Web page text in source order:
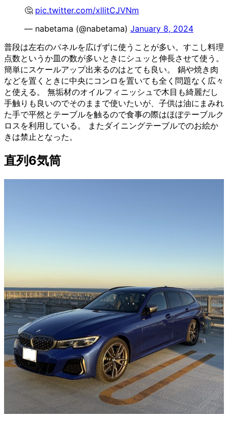
🤔 pic.twitter.com/xllitCJVNm
— nabetama (@nabetama) January 8, 2024
普段は左右のパネルを広げずに使うことが多い。すこし料理
点数というか皿の数が多いときにシュッと伸長させて使う。
簡単にスケールアップ出来るのはとても良い。 鍋や焼き肉
などを置くときに中央にコンロを置いても全く問題なく広々
と使える。 無垢材のオイルフィニッシュで木目も綺麗だし
手触りも良いのでそのままで使いたいが、子供は油にまみれ
た手で平然とテーブルを触るので食事の際はほぼテーブルク
ロスを利用している。 またダイニングテーブルでのお絵か
きは禁止となった。
直列6気筒